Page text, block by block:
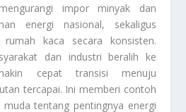
impor minyak dan
energi nasional, sekaligus
kaca secara konsisten.
dan industri beralih ke
cepat transisi menuju
tercapai. Ini memberi contoh
tentang pentingnya energi